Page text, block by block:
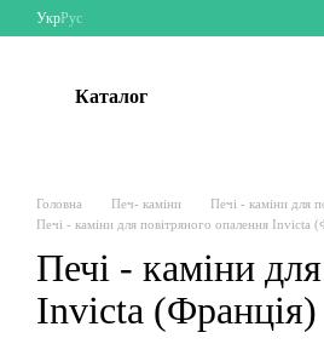
Перейти до основного контенту
УкрРус
Каталог
Головна Печ- каміни
Печі - каміни для
Печі - каміни для повітряного опалення Invicta
Печі - каміни
Invicta (Франція)